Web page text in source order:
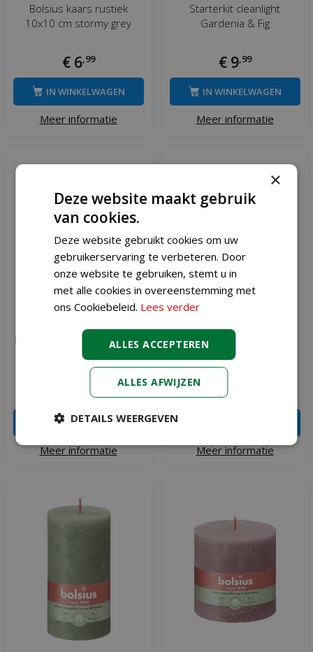
Bolsius kaars rustiek
10x10 cm stormy grey
€ 6 99
Meer informatie
IN WINKELWAGEN
Starterkit cleanlight
Gardenia & Fig
€ 9, 99
Meer informatie
IN WINKELWAGEN
Bolsius kaars rustiek shine
10x10 cm taupe
99
Meer informatie
IN WINKELWAGEN
Bolsius kaars rustiek
10x10 cm blossom roze
€
Meer informatie
×
Deze website maakt gebruik
van cookies.
Deze website gebruikt cookies om uw
gebruikerservaring te verbeteren. Door
onze website te gebruiken, stemt u in
met alle cookies in overeenstemming met
ons Cookiebeleid. Lees verder
ALLES ACCEPTEREN
ALLES AFWIJZEN
DETAILS WEERGEVEN